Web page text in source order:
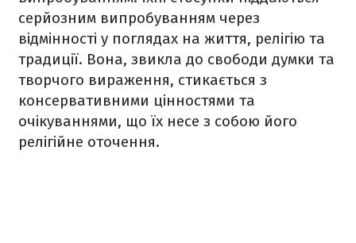
серйозним випробуванням через
відмінності у поглядах на життя, релігію та
традиції. Вона, звикла до свободи думки та
творчого вираження, стикається з
консервативними цінностями та
очікуваннями, що їх несе з собою його
релігійне оточення.